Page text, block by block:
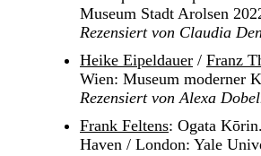
Museum Stadt Arolsen
Rezensiert von Claudia
Heike Eipeldauer / Franz
Wien: Museum moderner
Rezensiert von Alexa
Frank Feltens: Ogata
Haven / London: Yale